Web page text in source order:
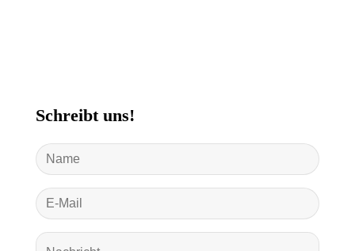
Schreibt uns!